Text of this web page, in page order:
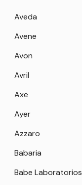
Aveda
Avene
Avon
Avril
Axe
Ayer
Azzaro
Babaria
Babe Laboratorios